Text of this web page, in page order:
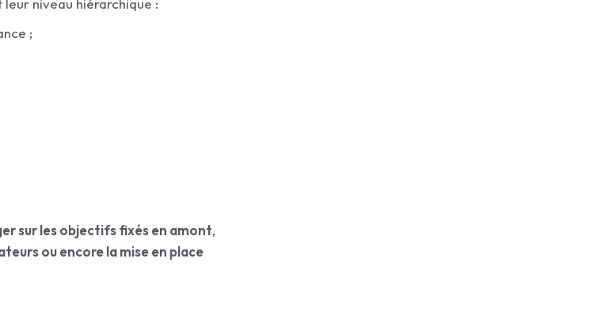
leur niveau hiérarchique :
;
sur les objectifs fixés en amont,
ou encore la mise en place